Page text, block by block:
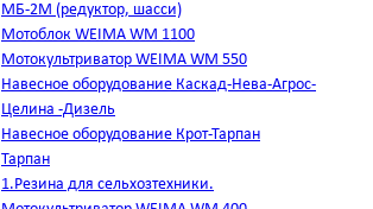
МБ-2М (редуктор, шасси)
Мотоблок WEIMA WM 1100
Мотокультриватор WEIMA WM 550
Навесное оборудование Каскад-Нева-Агрос-
Целина -Дизель
Навесное оборудование Крот-Тарпан
Тарпан
1.Резина для сельхозтехники.